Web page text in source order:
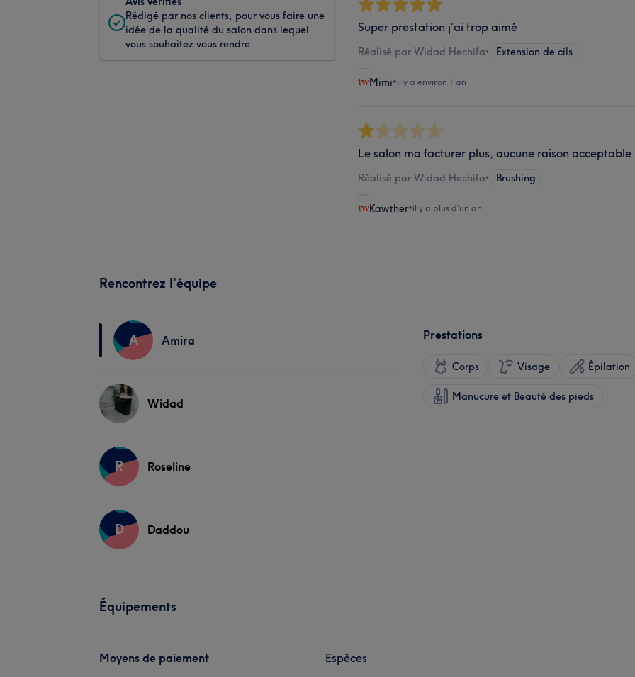
Rédigé par nos clients, pour vous faire une
idée de la qualité du salon dans lequel
vous souhaitez vous rendre.
Super prestation j’ai trop aimé
Réalisé par Widad Hechifa• Extension de cils
Mimi•il y a environ 1 an
Le salon ma facturer plus, aucune raison
Réalisé par Widad Hechifa• Brushing
Kawther•il y a plus d’un an
Rencontrez l'équipe
A Amira
Widad
R Roseline
D Daddou
Prestations
Corps Visage Épilation
Manucure et Beauté des pieds
Équipements
Moyens de paiement
Espèces